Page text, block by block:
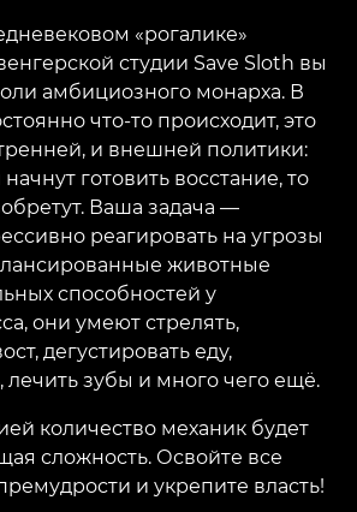
«рогалике»
студии Save Sloth вы
амбициозного монарха. В
что-то происходит, это
и внешней политики:
готовить восстание, то
Ваша задача —
реагировать на угрозы
животные
способностей у
они умеют стрелять,
дегустировать еду,
лечить зубы и много чего ещё.
количество механик будет
сложность. Освойте все
и укрепите власть!